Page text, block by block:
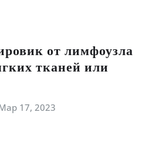
от лимфоузла
тканей или
17, 2023